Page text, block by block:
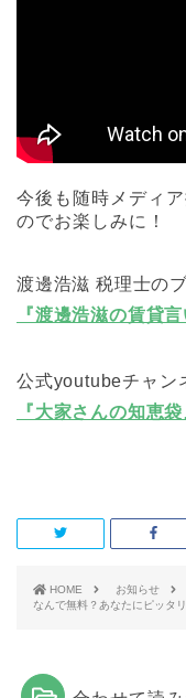
今後も随時メディ
のでお楽しみに！
渡邊浩滋 税理士の
『渡邊浩滋の賃貸
公式youtubeチャン
『大家さんの知恵袋
HOME
お知らせ
なんで無料？あなたにピッタ